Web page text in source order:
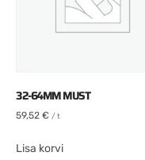
32-64MM MUST
59,52 € / t
Lisa korvi